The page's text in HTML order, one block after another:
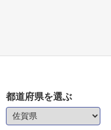
都道府県を選ぶ